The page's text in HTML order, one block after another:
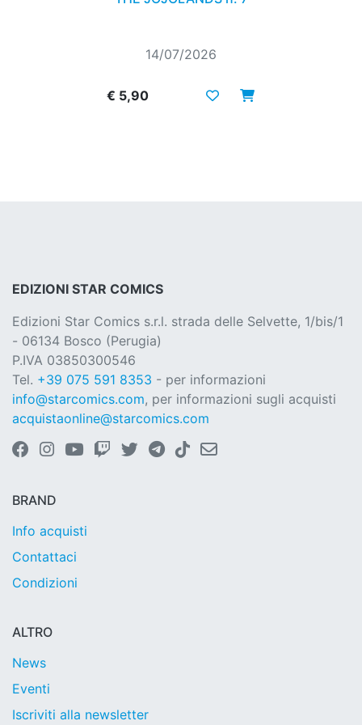
14/07/2026
€ 5,90
EDIZIONI STAR COMICS
Edizioni Star Comics s.r.l. strada delle Selvette, 1/bis/1
- 06134 Bosco (Perugia)
P.IVA 03850300546
Tel. +39 075 591 8353 - per informazioni
info@starcomics.com, per informazioni sugli acquisti
acquistaonline@starcomics.com
BRAND
Info acquisti
Contattaci
Condizioni
ALTRO
News
Eventi
Iscriviti alla newsletter